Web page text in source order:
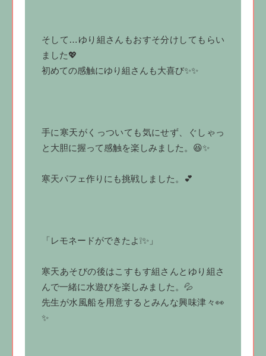
そして…ゆり組さんもおすそ分けしてもらい
ました💖
初めての感触にゆり組さんも大喜び✨✨
手に寒天がくっついても気にせず、ぐしゃっ
と大胆に握って感触を楽しみました。😆✨
寒天パフェ作りにも挑戦しました。💕
「レモネードができたよ❕✨」
寒天あそびの後はこすもす組さんとゆり組さ
んで一緒に水遊びを楽しみました。💦
先生が水風船を用意するとみんな興味津々👀
✨